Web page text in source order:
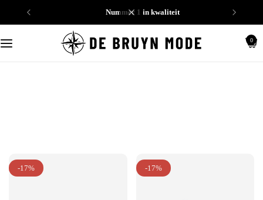
nummer 1 in kwaliteit
0
-17% -17%
Schoenen